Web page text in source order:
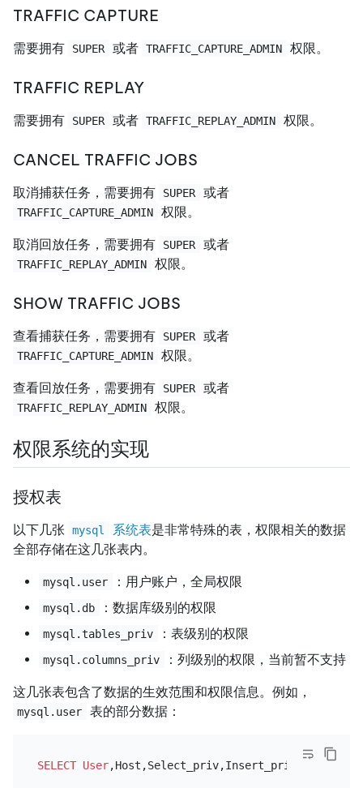
TRAFFIC CAPTURE
需要拥有 SUPER 或者 TRAFFIC_CAPTURE_ADMIN 权限。
TRAFFIC REPLAY
需要拥有 SUPER 或者 TRAFFIC_REPLAY_ADMIN 权限。
CANCEL TRAFFIC JOBS
取消捕获任务，需要拥有 SUPER 或者
TRAFFIC_CAPTURE_ADMIN 权限。
取消回放任务，需要拥有 SUPER 或者
TRAFFIC_REPLAY_ADMIN 权限。
SHOW TRAFFIC JOBS
查看捕获任务，需要拥有 SUPER 或者
TRAFFIC_CAPTURE_ADMIN 权限。
查看回放任务，需要拥有 SUPER 或者
TRAFFIC_REPLAY_ADMIN 权限。
权限系统的实现
授权表
以下几张 mysql 系统表是非常特殊的表，权限相关的数据
全部存储在这几张表内。
mysql.user ：用户账户，全局权限
mysql.db ：数据库级别的权限
mysql.tables_priv ：表级别的权限
mysql.columns_priv ：列级别的权限，当前暂不支持
这几张表包含了数据的生效范围和权限信息。例如，
mysql.user 表的部分数据：
SELECT User,Host,Select_priv,Insert_priv FROM